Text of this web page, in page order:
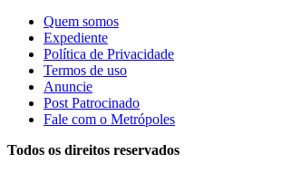
Quem somos
Expediente
Política de Privacidade
Termos de uso
Anuncie
Post Patrocinado
Fale com o Metrópoles
Todos os direitos reservados